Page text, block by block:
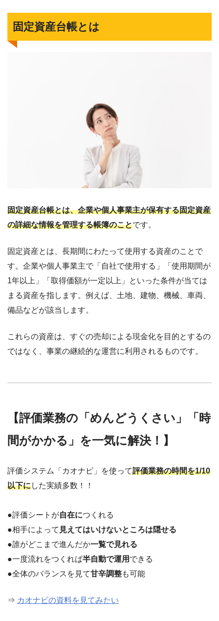
固定資産台帳とは
固定資産台帳とは、企業や個人事業主が保有する固定資産
の詳細な情報を管理する帳簿のことです。
固定資産とは、長期間にわたって使用する資産のことで
す。企業や個人事業主で「自社で使用する」「使用期間が
1年以上」「取得価額が一定以上」といった条件が当ては
まる資産を指します。例えば、土地、建物、機械、車両、
備品などが該当します。
これらの資産は、すぐの売却による現金化を目的とするの
ではなく、事業の継続的な運営に利用されるものです。
【評価業務の「めんどうくさい」「時
間がかかる」を一気に解決！】
評価システム「カオナビ」を使って評価業務の時間を1/10
以下にした実績多数！！
●評価シートが自在につくれる
●相手によって 見えてはいけないところは隠せる
●誰がどこまで進んだか一覧で見れる
●一度流れをつくれば半自動で運用 できる
●全体のバランスを見て甘辛調整も可能
⇒ カオナビの資料を見てみたい